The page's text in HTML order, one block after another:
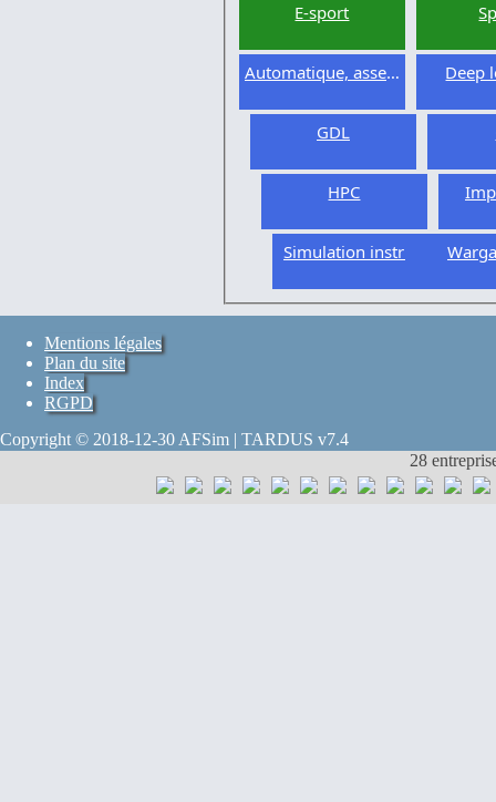
E-sport
Automatique, asservissement
Deep
GDL
HPC
Simulation instrumentée
Mentions légales
Plan du site
Index
RGPD
Copyright © 2018-12-30 AFSim | TARDUS v7.4
28